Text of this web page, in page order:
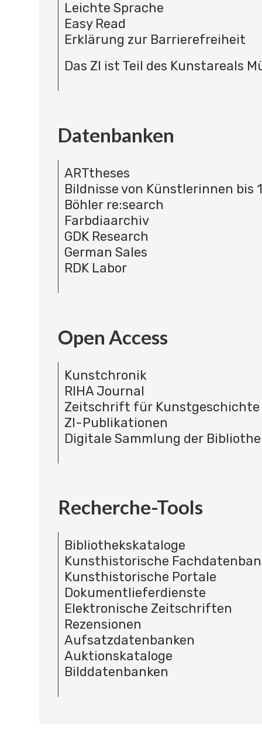
Leichte Sprache
Easy Read
Erklärung zur Barrierefreiheit
Das ZI ist Teil des Kunstareals
Datenbanken
ARTtheses
Bildnisse von Künstlerinnen bis
Böhler re:search
Farbdiaarchiv
GDK Research
German Sales
RDK Labor
Open Access
Kunstchronik
RIHA Journal
Zeitschrift für Kunstgeschichte
ZI-Publikationen
Digitale Sammlung der
Recherche-Tools
Bibliothekskataloge
Kunsthistorische
Kunsthistorische Portale
Dokumentlieferdienste
Elektronische Zeitschriften
Rezensionen
Aufsatzdatenbanken
Auktionskataloge
Bilddatenbanken